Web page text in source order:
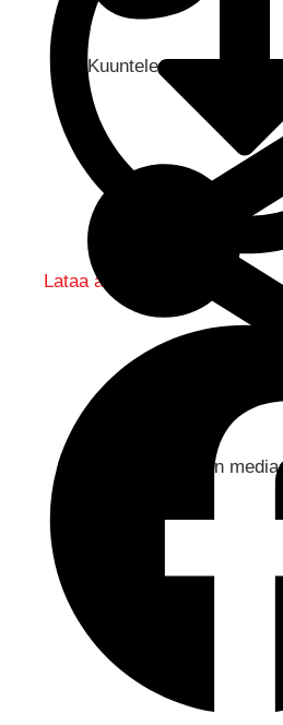
Kuuntele audio...
Lataa audio
Jaa sosiaaliseen